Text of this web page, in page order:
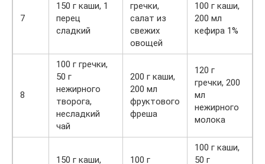
7
150 г каши, 1
перец
сладкий
гречки,
салат из
свежих
овощей
100 г каши,
200 мл
кефира 1%
8
100 г гречки,
50 г
нежирного
творога,
несладкий
чай
200 г каши,
200 мл
фруктового
фреша
120 г
гречки, 200
мл
нежирного
молока
150 г каши,
100 г
100 г каши,
50 г